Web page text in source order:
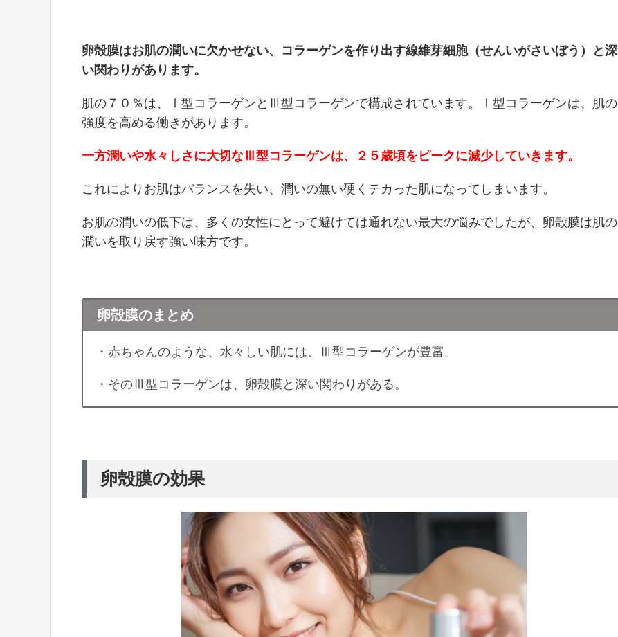
卵殻膜はお肌の潤いに欠かせない、コラーゲンを作り出す線維芽細胞（せんいがさいぼう）と深
い関わりがあります。
肌の７０％は、Ⅰ型コラーゲンとⅢ型コラーゲンで構成されています。Ⅰ型コラーゲンは、肌の
強度を高める働きがあります。
一方潤いや水々しさに大切なⅢ型コラーゲンは、２５歳頃をピークに減少していきます。
これによりお肌はバランスを失い、潤いの無い硬くテカった肌になってしまいます。
お肌の潤いの低下は、多くの女性にとって避けては通れない最大の悩みでしたが、卵殻膜は肌の
潤いを取り戻す強い味方です。
卵殻膜のまとめ
・赤ちゃんのような、水々しい肌には、Ⅲ型コラーゲンが豊富。
・そのⅢ型コラーゲンは、卵殻膜と深い関わりがある。
卵殻膜の効果